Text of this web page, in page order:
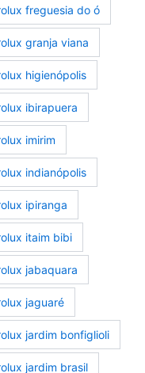
freguesia do ó
granja viana
higienópolis
ibirapuera
imirim
indianópolis
ipiranga
itaim bibi
jabaquara
jaguaré
jardim bonfiglioli
jardim brasil